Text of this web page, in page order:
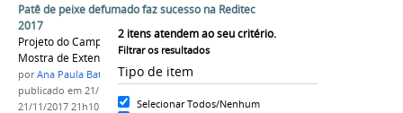
2 itens atendem ao seu critério.
Filtrar os resultados
Tipo de item
Selecionar Todos/Nenhum
Patê de peixe defumado faz sucesso na Reditec
2017
Projeto do Campus Maués chamou atenção na
Mostra de Extensão e Cultura.
porAna Paula Batista
publicado em 21/11/2017
21/11/2017 21h10